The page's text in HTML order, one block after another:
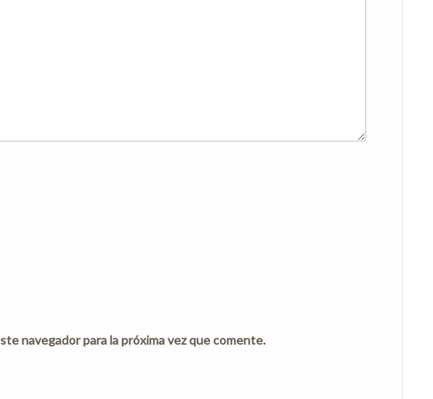
navegador para la próxima vez que comente.